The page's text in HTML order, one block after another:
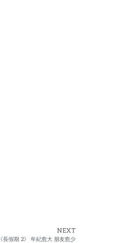
NEXT
《長假期 2》 年紀愈大 朋友愈少